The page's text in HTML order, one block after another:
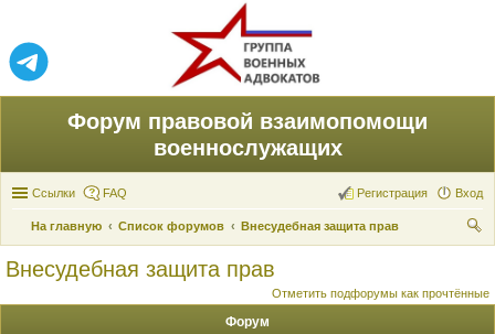
Форум правовой взаимопомощи
военнослужащих
Ссылки FAQ Вход
Регистрация
На главную Список форумов
Внесудебная защита прав
Внесудебная защита прав
Отметить подфорумы как прочтённые
Форум